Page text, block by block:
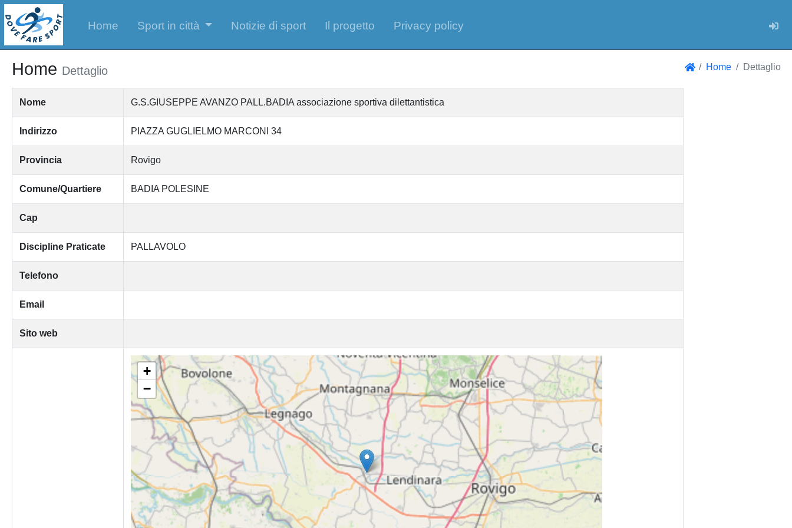
Home Sport in città Notizie di sport Il progetto Privacy policy
Home Dettaglio Home Dettaglio
Nome G.S.GIUSEPPE AVANZO PALL.BADIA associazione sportiva dilettantistica
Indirizzo PIAZZA GUGLIELMO MARCONI 34
Provincia Rovigo
Comune/Quartiere BADIA POLESINE
Cap
Discipline Praticate PALLAVOLO
Telefono
Email
Sito web
+
−